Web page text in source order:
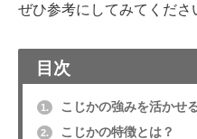
ぜひ参考にしてみてくださ
目次
1. こじかの強みを活かせ
2. こじかの特徴とは？